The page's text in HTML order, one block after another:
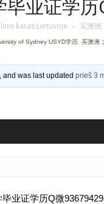
业证学
karas Lietuvoje › 买澳
of Sydney USYD学历 买澳洲
and was last updatedprieš 3
业证学历Q微